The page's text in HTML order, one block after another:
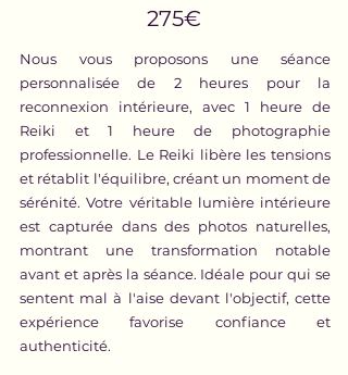
275€
Nous vous proposons une séance
personnalisée de 2 heures pour la
reconnexion intérieure, avec 1 heure de
Reiki et 1 heure de photographie
professionnelle. Le Reiki libère les tensions
et rétablit l'équilibre, créant un moment de
sérénité. Votre véritable lumière intérieure
est capturée dans des photos naturelles,
montrant une transformation notable
avant et après la séance. Idéale pour qui se
sentent mal à l'aise devant l'objectif, cette
expérience favorise confiance et
authenticité.